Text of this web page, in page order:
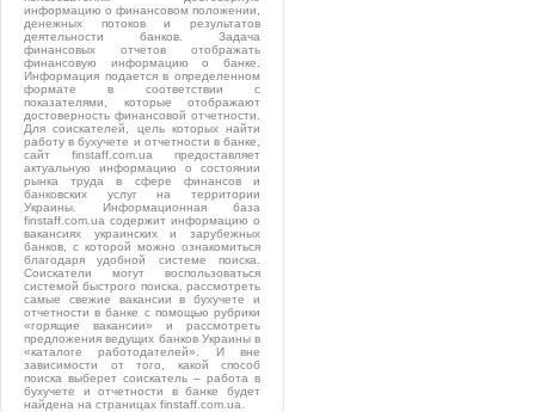
информацию о финансовом положении,
денежных потоков и результатов
деятельности банков. Задача
финансовых отчетов отображать
финансовую информацию о банке.
Информация подается в определенном
формате в соответствии с
показателями, которые отображают
достоверность финансовой отчетности.
Для соискателей, цель которых найти
работу в бухучете и отчетности в банке,
сайт finstaff.com.ua предоставляет
актуальную информацию о состоянии
рынка труда в сфере финансов и
банковских услуг на территории
Украины. Информационная база
finstaff.com.ua содержит информацию о
вакансиях украинских и зарубежных
банков, с которой можно ознакомиться
благодаря удобной системе поиска.
Соискатели могут воспользоваться
системой быстрого поиска, рассмотреть
самые свежие вакансии в бухучете и
отчетности в банке с помощью рубрики
«горящие вакансии» и рассмотреть
предложения ведущих банков Украины в
«каталоге работодателей». И вне
зависимости от того, какой способ
поиска выберет соискатель – работа в
бухучете и отчетности в банке будет
найдена на страницах finstaff.com.ua.